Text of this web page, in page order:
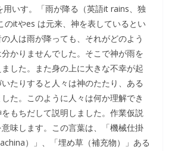
いす。「雨が降る（英語it rains、独
のitやes は元来、神を表しているとい
人は雨が降っても、それがどのよう
かりませんでした。そこで神が雨を
した。また身の上に大きな不幸が起
たりすると人々は神のたたり、ある
た。このように人々は何か理解でき
もちだして説明しました。作業仮説
味します。この言葉は、「機械仕掛
）」、「埋め草（補充物）」ある